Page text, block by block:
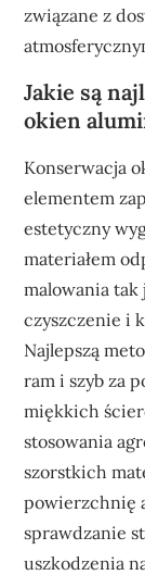
związane z
Jakie są
okien
Konserwacja
elementem
estetyczny
materiałem
malowania
czyszczenie i
Najlepszą
ram i szyb za
miękkich
stosowania
szorstkich
powierzchnię
sprawdzanie
uszkodzenia